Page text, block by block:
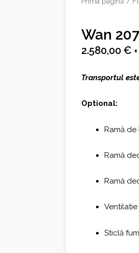
Wan
2.580,00€
Transportul
Optional:
Ramă de
Ramă
Ramă
Sticlă